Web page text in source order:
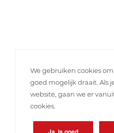
We gebruiken cookies
goed mogelijk draait. Als
website, gaan we er
cookies.